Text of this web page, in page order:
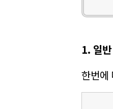
1. 일
한번에